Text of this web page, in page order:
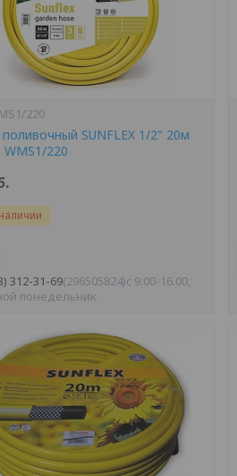
220
SUNFLEX 1/2" 20м
WMS1/220
312-31-69 296505824 c 9.00-16.00,
понедельник